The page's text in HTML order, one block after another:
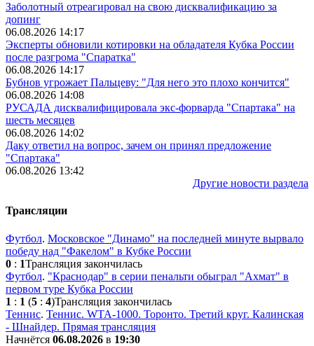
Заболотный отреагировал на свою дисквалификацию за
допинг
06.08.2026 14:17
Эксперты обновили котировки на обладателя Кубка России
после разгрома "Спаратка"
06.08.2026 14:17
Бубнов угрожает Пальцеву: "Для него это плохо кончится"
06.08.2026 14:08
РУСАДА дисквалифицировала экс-форварда "Спартака" на
шесть месяцев
06.08.2026 14:02
Даку ответил на вопрос, зачем он принял предложение
"Спартака"
06.08.2026 13:42
Другие новости раздела
Трансляции
Футбол. Московское "Динамо" на последней минуте вырвало
победу над "Факелом" в Кубке России
0 : 1Трансляция закончилась
Футбол. "Краснодар" в серии пенальти обыграл "Ахмат" в
первом туре Кубка России
1 : 1 (5 : 4)Трансляция закончилась
Теннис. Теннис. WTA-1000. Торонто. Третий круг. Калинская
- Шнайдер. Прямая трансляция
Начнётся 06.08.2026 в 19:30